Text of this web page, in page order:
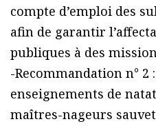
compte d’emploi des
afin de garantir
publiques à des
-Recommandation n° 2
enseignements de
maîtres-nageurs